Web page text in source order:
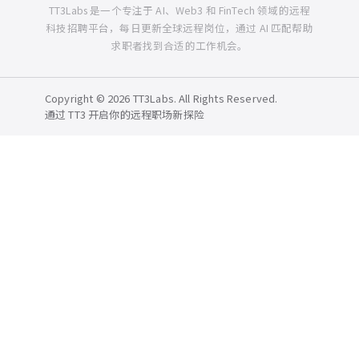
TT3Labs 是一个专注于 AI、Web3 和 FinTech 领域的远程
科技招聘平台，每日更新全球远程岗位，通过 AI 匹配帮助
求职者找到合适的工作机会。
Copyright © 2026 TT3Labs. All Rights Reserved.
通过 TT3 开启你的远程职场新探险